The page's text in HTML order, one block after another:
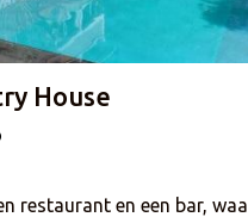
House
restaurant en een bar,